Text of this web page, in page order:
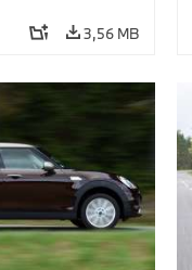
3,56 MB